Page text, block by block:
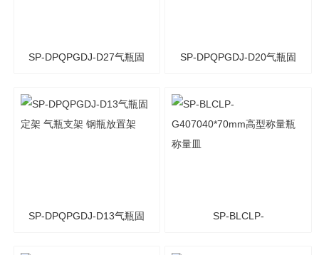
SP-DPQPGDJ-D27气瓶固 SP-DPQPGDJ-D20气瓶固
SP-DPQPGDJ-D13气瓶固 SP-BLCLP-